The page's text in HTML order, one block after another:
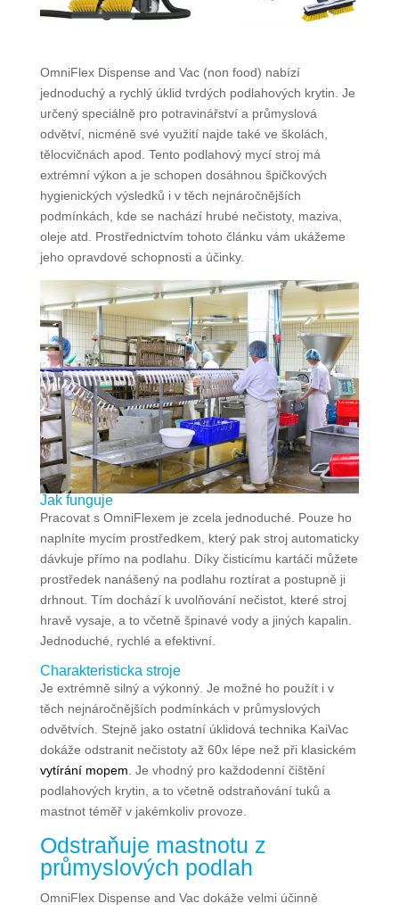
OmniFlex Dispense and Vac (non food) nabízí
jednoduchý a rychlý úklid tvrdých podlahových krytin. Je
určený speciálně pro potravinářství a průmyslová
odvětví, nicméně své využití najde také ve školách,
tělocvičnách apod. Tento podlahový mycí stroj má
extrémní výkon a je schopen dosáhnou špičkových
hygienických výsledků i v těch nejnáročnějších
podmínkách, kde se nachází hrubé nečistoty, maziva,
oleje atd. Prostřednictvím tohoto článku vám ukážeme
jeho opravdové schopnosti a účinky.
Jak funguje
Pracovat s OmniFlexem je zcela jednoduché. Pouze ho
naplníte mycím prostředkem, který pak stroj automaticky
dávkuje přímo na podlahu. Díky čisticímu kartáči můžete
prostředek nanášený na podlahu roztírat a postupně ji
drhnout. Tím dochází k uvolňování nečistot, které stroj
hravě vysaje, a to včetně špinavé vody a jiných kapalin.
Jednoduché, rychlé a efektivní.
Charakteristicka stroje
Je extrémně silný a výkonný. Je možné ho použít i v
těch nejnáročnějších podmínkách v průmyslových
odvětvích. Stejně jako ostatní úklidová technika KaiVac
dokáže odstranit nečistoty až 60x lépe než při klasickém
vytírání mopem. Je vhodný pro každodenní čištění
podlahových krytin, a to včetně odstraňování tuků a
mastnot téměř v jakémkoliv provoze.
Odstraňuje mastnotu z
průmyslových podlah
OmniFlex Dispense and Vac dokáže velmi účinně